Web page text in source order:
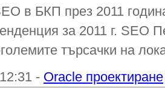
в БКП през 2011
за 2011 г. SEO
търсачки на
- Oracle проектиране